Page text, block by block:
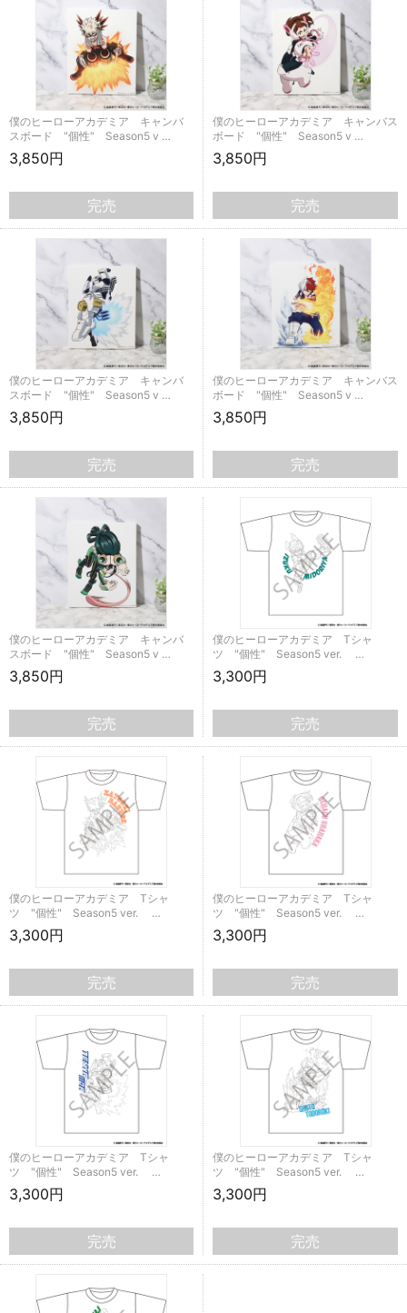
僕のヒーローアカデミア キャンバ
スボード "個性" Season5 v …
3,850円
完売
僕のヒーローアカデミア キャンバス
ボード "個性" Season5 v …
3,850円
完売
僕のヒーローアカデミア キャンバ
スボード "個性" Season5 v …
3,850円
完売
僕のヒーローアカデミア キャンバス
ボード "個性" Season5 v …
3,850円
完売
僕のヒーローアカデミア キャンバ
スボード "個性" Season5 v …
3,850円
完売
僕のヒーローアカデミア Tシャ
ツ "個性" Season5 ver. …
3,300円
完売
僕のヒーローアカデミア Tシャ
ツ "個性" Season5 ver. …
3,300円
完売
僕のヒーローアカデミア Tシャ
ツ "個性" Season5 ver. …
3,300円
完売
僕のヒーローアカデミア Tシャ
ツ "個性" Season5 ver. …
3,300円
完売
僕のヒーローアカデミア Tシャ
ツ "個性" Season5 ver. …
3,300円
完売